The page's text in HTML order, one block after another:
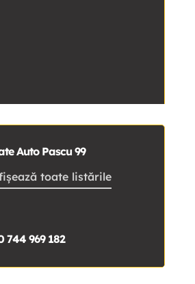
Auto Pascu 99
toate listările
744 969 182